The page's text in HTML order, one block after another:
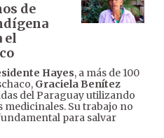
de
el
Hayes, a más de 100
Graciela Benítez
del Paraguay utilizando
Su trabajo no
para salvar